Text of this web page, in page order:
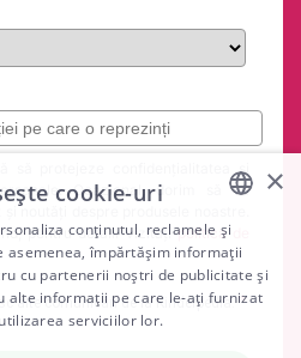
să protejeze confidențialitatea și
Ocazional, dorim să vă
noutăți despre produsele noastre.
pentru detalii vizitațipolitica de
alte comunicări de la Kinderpedia. *
ENGLISH
ARABIC
×
cookie-uri
conținutul, reclamele și
asemenea, împărtășim informații
cu partenerii noștri de publicitate și
alte informații pe care le-ați furnizat
serviciilor lor.